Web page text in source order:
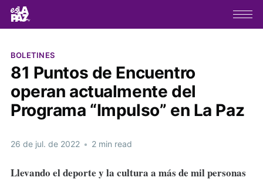
BOLETINES
81 Puntos de Encuentro
operan actualmente del
Programa “Impulso” en La Paz
26 de jul. de 2022 • 2 min read
Llevando el deporte y la cultura a más de mil personas